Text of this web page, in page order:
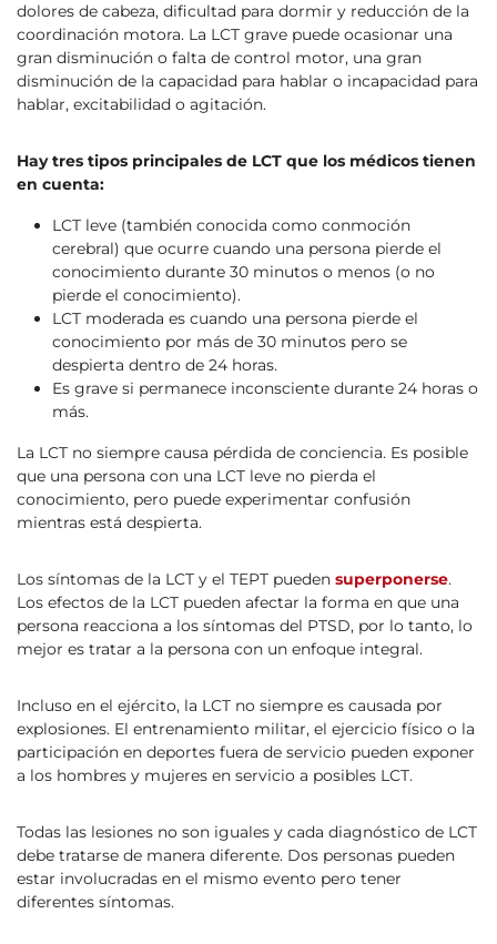
dolores de cabeza, dificultad para dormir y reducción de la
coordinación motora. La LCT grave puede ocasionar una
gran disminución o falta de control motor, una gran
disminución de la capacidad para hablar o incapacidad para
hablar, excitabilidad o agitación.
Hay tres tipos principales de LCT que los médicos tienen
en cuenta:
LCT leve (también conocida como conmoción
cerebral) que ocurre cuando una persona pierde el
conocimiento durante 30 minutos o menos (o no
pierde el conocimiento).
LCT moderada es cuando una persona pierde el
conocimiento por más de 30 minutos pero se
despierta dentro de 24 horas.
Es grave si permanece inconsciente durante 24 horas o
más.
La LCT no siempre causa pérdida de conciencia. Es posible
que una persona con una LCT leve no pierda el
conocimiento, pero puede experimentar confusión
mientras está despierta.
Los síntomas de la LCT y el TEPT pueden superponerse.
Los efectos de la LCT pueden afectar la forma en que una
persona reacciona a los síntomas del PTSD, por lo tanto, lo
mejor es tratar a la persona con un enfoque integral.
Incluso en el ejército, la LCT no siempre es causada por
explosiones. El entrenamiento militar, el ejercicio físico o la
participación en deportes fuera de servicio pueden exponer
a los hombres y mujeres en servicio a posibles LCT.
Todas las lesiones no son iguales y cada diagnóstico de LCT
debe tratarse de manera diferente. Dos personas pueden
estar involucradas en el mismo evento pero tener
diferentes síntomas.